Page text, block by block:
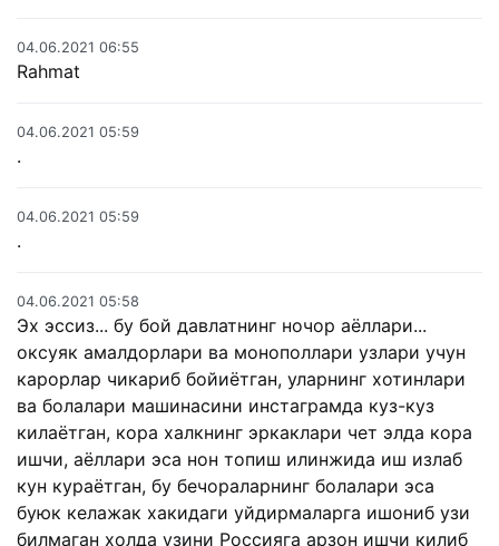
04.06.2021 06:55
Rahmat
04.06.2021 05:59
.
04.06.2021 05:59
.
04.06.2021 05:58
Эх эссиз... бу бой давлатнинг ночор аёллари...
оксуяк амалдорлари ва монополлари узлари учун
карорлар чикариб бойиётган, уларнинг хотинлари
ва болалари машинасини инстаграмда куз-куз
килаётган, кора халкнинг эркаклари чет элда кора
ишчи, аёллари эса нон топиш илинжида иш излаб
кун кураётган, бу бечораларнинг болалари эса
буюк келажак хакидаги уйдирмаларга ишониб узи
билмаган холда узини Россияга арзон ишчи килиб